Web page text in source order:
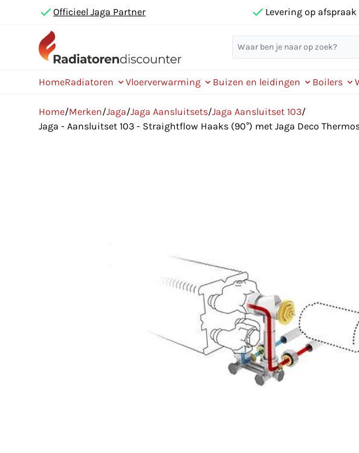
Officieel Jaga Partner Levering op afspraak
HomeRadiatoren Vloerverwarming Buizen en leidingen Boilers
Home/Merken/Jaga/Jaga Aansluitsets/Jaga Aansluitset 103/
Jaga - Aansluitset 103 - Straightflow Haaks (90°) met Jaga Deco